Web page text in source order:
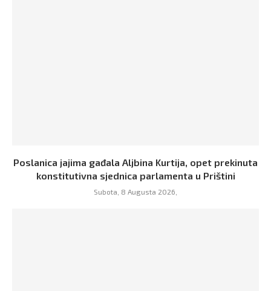
Poslanica jajima gađala Aljbina Kurtija, opet prekinuta
konstitutivna sjednica parlamenta u Prištini
Subota, 8 Augusta 2026,